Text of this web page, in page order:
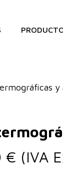
y
€ (IVA